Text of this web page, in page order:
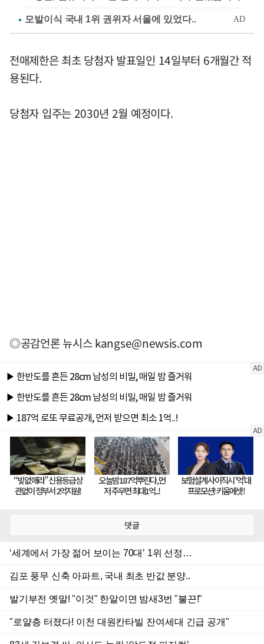
전매제한은 최초 당첨자 발표일인 14일부터 6개월간 적
용된다.
당첨자 입주는 2030년 2월 예정이다.
◎공감언론 뉴시스kangse@newsis.com
댓글